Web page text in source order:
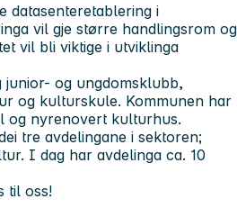
datasenteretablering i
vil gje større handlingsrom og
vil bli viktige i utviklinga
og ungdomsklubb,
og kulturskule. Kommunen har
og nyrenovert kulturhus.
tre avdelingane i sektoren;
I dag har avdelinga ca. 10
til oss!